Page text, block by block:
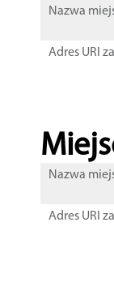
Nazwa
Adres URI
Nazwa
Adres URI